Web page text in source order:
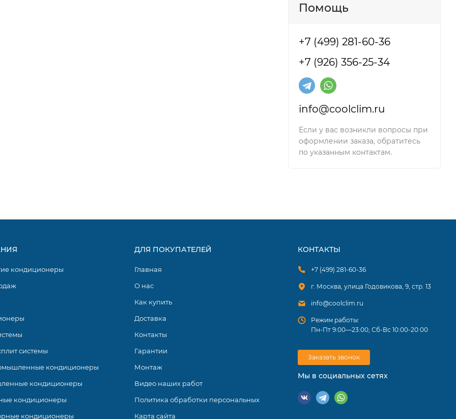
Помощь
+7 (499) 281-60-36
+7 (926) 356-25-34
info@coolclim.ru
Если у вас возникли вопросы при
оформлении заказа, обратитесь
по указанным контактам.
кондиционеры
системы
кондиционеры
кондиционеры
кондиционеры
кондиционеры
ДЛЯ ПОКУПАТЕЛЕЙ
Главная
О нас
Как купить
Доставка
Контакты
Гарантии
Монтаж
Видео наших работ
Политика обработки персональных
Карта сайта
КОНТАКТЫ
+7 (499) 281-60-36
г. Москва, улица Годовикова, 9, стр. 13
info@coolclim.ru
Режим работы:
Пн-Пт 9:00—23:00; Сб-Вс 10:00-20:00
Заказать звонок
Мы в социальных сетях